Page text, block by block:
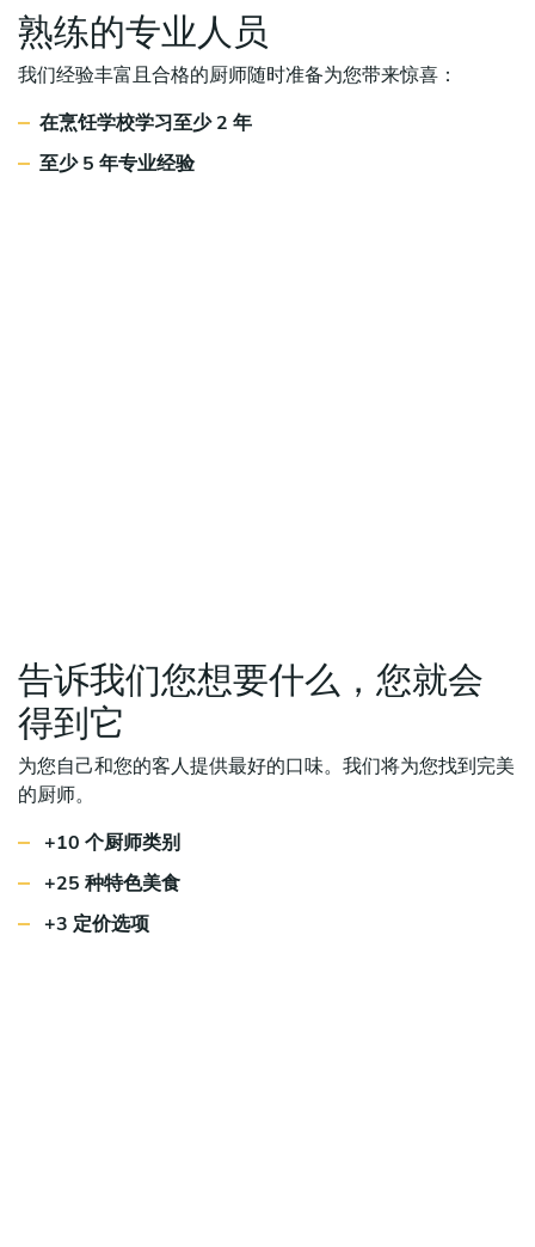
熟练的专业人员
我们经验丰富且合格的厨师随时准备为您带来惊喜：
在烹饪学校学习至少 2 年
至少 5 年专业经验
告诉我们您想要什么，您就会
得到它
为您自己和您的客人提供最好的口味。我们将为您找到完美
的厨师。
+10 个厨师类别
+25 种特色美食
+3 定价选项